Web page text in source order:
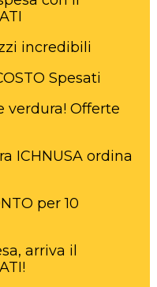
incredibili
Spesati
verdura! Offerte
ICHNUSA ordina
per 10
arriva il